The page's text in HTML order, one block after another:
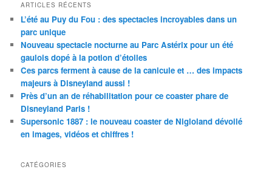
ARTICLES RÉCENTS
L’été au Puy du Fou : des spectacles incroyables dans un
parc unique
Nouveau spectacle nocturne au Parc Astérix pour un été
gaulois dopé à la potion d’étoiles
Ces parcs ferment à cause de la canicule et … des impacts
majeurs à Disneyland aussi !
Près d’un an de réhabilitation pour ce coaster phare de
Disneyland Paris !
Supersonic 1887 : le nouveau coaster de Nigloland dévoilé
en images, vidéos et chiffres !
CATÉGORIES